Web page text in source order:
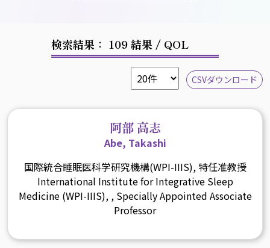
検索結果： 109 結果 / QOL
CSVダウンロード
阿部 高志
Abe, Takashi
国際統合睡眠医科学研究機構(WPI-IIIS), 特任准教授
International Institute for Integrative Sleep
Medicine (WPI-IIIS), , Specially Appointed Associate
Professor